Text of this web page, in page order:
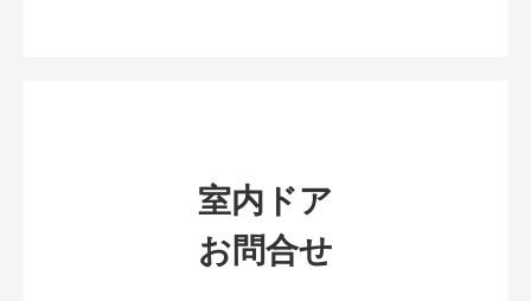
室内ドア
お問合せ